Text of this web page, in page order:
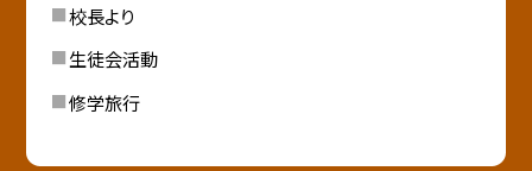
校長より
生徒会活動
修学旅行